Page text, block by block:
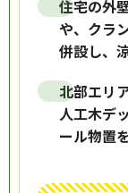
住宅の外
や、クラ
併設し、
北部エリ
人工木デ
ール物置